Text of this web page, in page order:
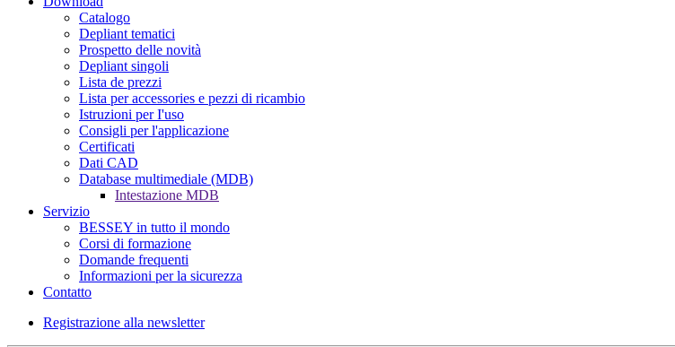
Catalogo
Depliant tematici
Prospetto delle novità
Depliant singoli
Lista de prezzi
Lista per accessories e pezzi di ricambio
Istruzioni per I'uso
Consigli per l'applicazione
Certificati
Dati CAD
Database multimediale (MDB)
Intestazione MDB
Servizio
BESSEY in tutto il mondo
Corsi di formazione
Domande frequenti
Informazioni per la sicurezza
Contatto
Registrazione alla newsletter